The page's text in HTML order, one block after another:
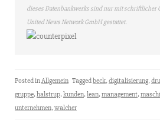
dieses Datenbankwerks sind nur mit schriftlicher
United News Network GmbH gestattet.
Posted inAllgemein Taggedbeck,digitalisierung,
gruppe,halstrup,kunden,lean,management,
unternehmen,walcher